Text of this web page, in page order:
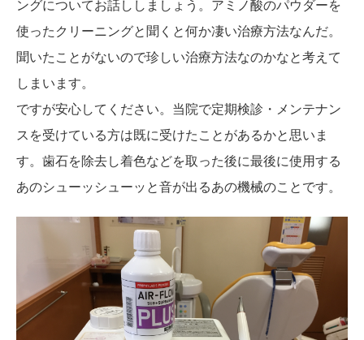
ングについてお話ししましょう。アミノ酸のパウダーを
使ったクリーニングと聞くと何か凄い治療方法なんだ。
聞いたことがないので珍しい治療方法なのかなと考えて
しまいます。
ですが安心してください。当院で定期検診・メンテナン
スを受けている方は既に受けたことがあるかと思いま
す。歯石を除去し着色などを取った後に最後に使用する
あのシューッシューッと音が出るあの機械のことです。